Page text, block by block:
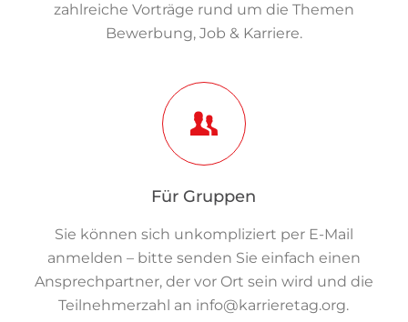
zahlreiche Vorträge rund um die Themen
Bewerbung, Job & Karriere.
Für Gruppen
Sie können sich unkompliziert per E-Mail
anmelden – bitte senden Sie einfach einen
Ansprechpartner, der vor Ort sein wird und die
Teilnehmerzahl an info@karrieretag.org.